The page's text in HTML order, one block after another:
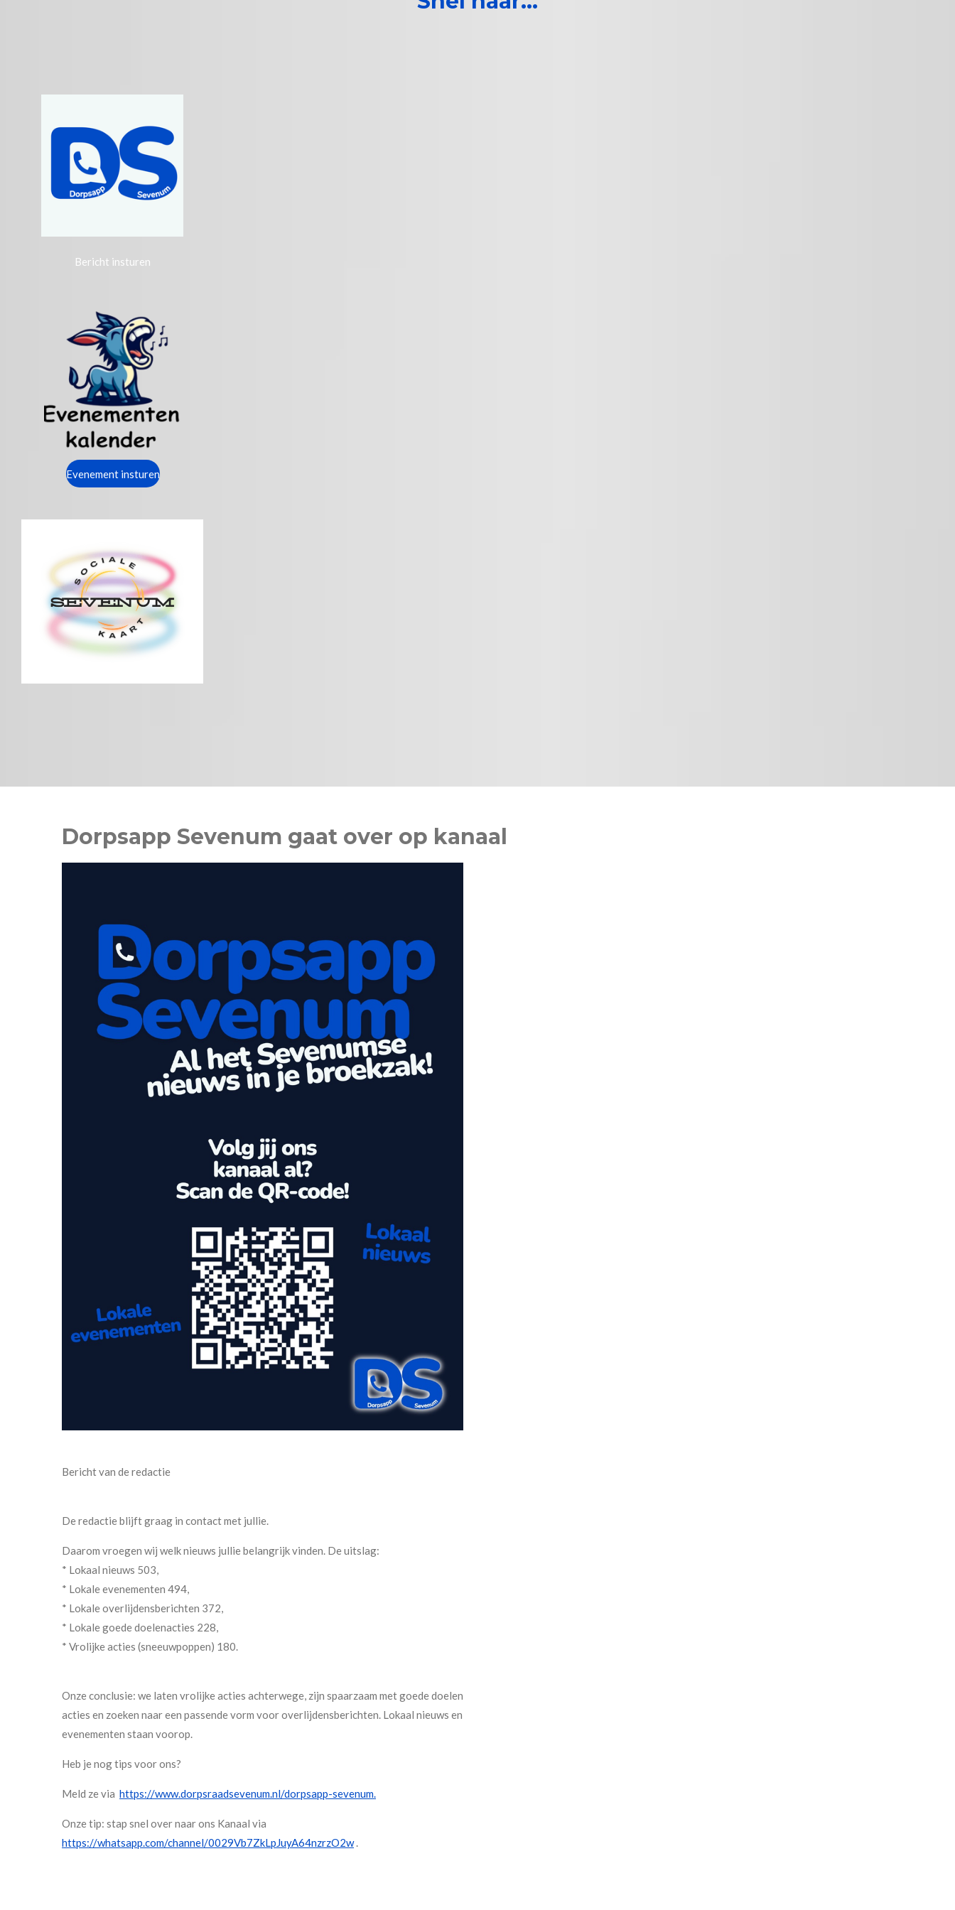
Bericht insturen
Evenement insturen
Dorpsapp Sevenum gaat over op kanaal
Bericht van de redactie
De redactie blijft graag in contact met jullie.
Daarom vroegen wij welk nieuws jullie belangrijk vinden. De uitslag:
* Lokaal nieuws 503,
* Lokale evenementen 494,
* Lokale overlijdensberichten 372,
* Lokale goede doelenacties 228,
* Vrolijke acties (sneeuwpoppen) 180.
Onze conclusie: we laten vrolijke acties achterwege, zijn spaarzaam met goede doelen
acties en zoeken naar een passende vorm voor overlijdensberichten. Lokaal nieuws en
evenementen staan voorop.
Heb je nog tips voor ons?
Meld ze via https://www.dorpsraadsevenum.nl/dorpsapp-sevenum.
Onze tip: stap snel over naar ons Kanaal via
https://whatsapp.com/channel/0029Vb7ZkLpJuyA64nzrzO2w.